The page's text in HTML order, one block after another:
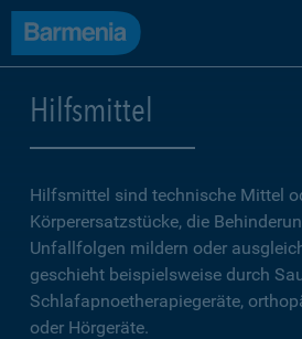
Hilfsmittel
Hilfsmittel sind technische Mittel
Körperersatzstücke, die
Unfallfolgen mildern oder
geschieht beispielsweise durch
Schlafapnoetherapiegeräte,
oder Hörgeräte.